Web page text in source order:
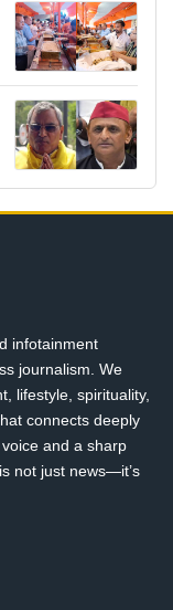
infotainment
journalism. We
lifestyle, spirituality,
connects deeply
and a sharp
not just news—it’s